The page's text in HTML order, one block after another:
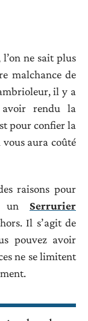
l’on ne sait plus
malchance de
il y a
avoir rendu la
pour confier la
aura coûté
raisons pour
un Serrurier
Il s’agit de
pouvez avoir
ne se limitent